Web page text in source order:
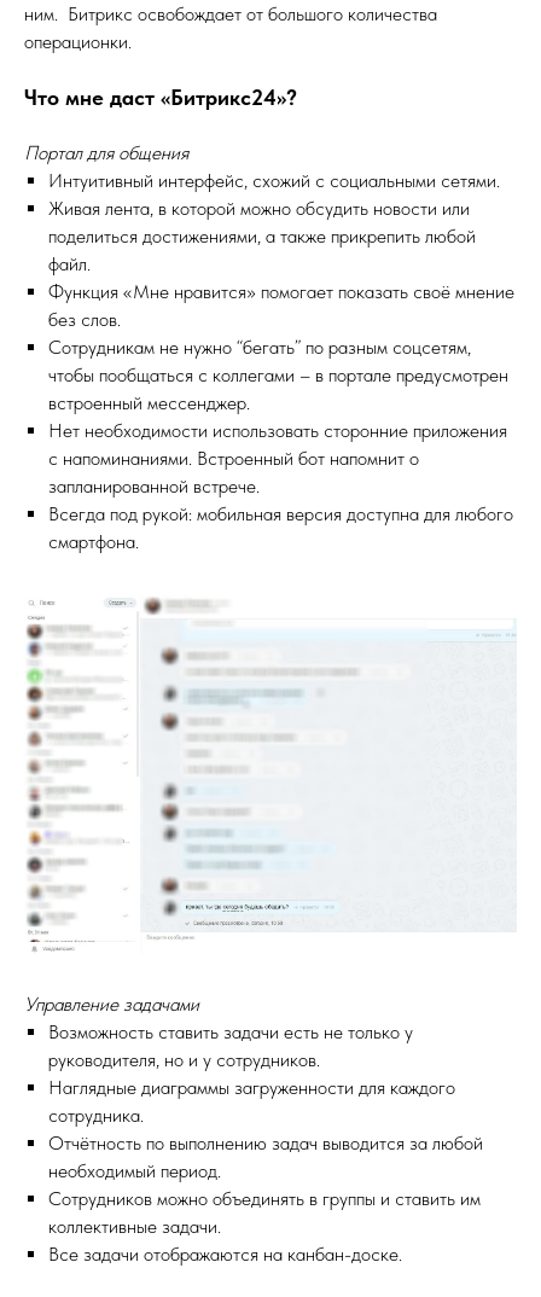
ним. Битрикс освобождает от большого количества
операционки.
Что мне даст «Битрикс24»?
Портал для общения
Интуитивный интерфейс, схожий с социальными сетями.
Живая лента, в которой можно обсудить новости или
поделиться достижениями, а также прикрепить любой
файл.
Функция «Мне нравится» помогает показать своё мнение
без слов.
Сотрудникам не нужно “бегать” по разным соцсетям,
чтобы пообщаться с коллегами – в портале предусмотрен
встроенный мессенджер.
Нет необходимости использовать сторонние приложения
с напоминаниями. Встроенный бот напомнит о
запланированной встрече.
Всегда под рукой: мобильная версия доступна для любого
смартфона.
Управление задачами
Возможность ставить задачи есть не только у
руководителя, но и у сотрудников.
Наглядные диаграммы загруженности для каждого
сотрудника.
Отчётность по выполнению задач выводится за любой
необходимый период.
Сотрудников можно объединять в группы и ставить им
коллективные задачи.
Все задачи отображаются на канбан-доске.